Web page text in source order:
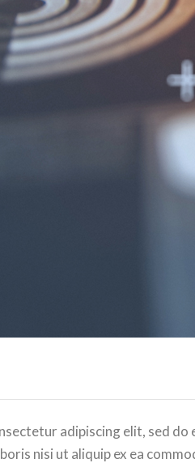
adipiscing elit, sed
nisi ut aliquip ex ea